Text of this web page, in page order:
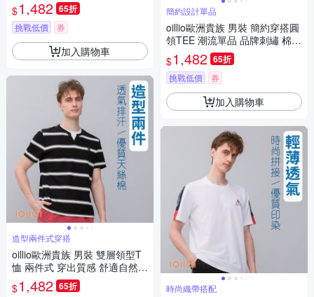
$1,482 65折
挑戰低價 券
加入購物車
造型兩件式穿搭
oillio歐洲貴族 男裝 雙層領型T
恤 兩件式 穿出質感 舒適自然棉
男女裝 黑色 法國品牌 有大尺碼
$1,482 65折
簡約設計單品
oillio歐洲貴族 男裝 簡約穿搭圓
領TEE 潮流單品 品牌刺繡 棉彈
力 灰色 法國品牌
$1,482 65折
挑戰低價 券
加入購物車
時尚織帶搭配